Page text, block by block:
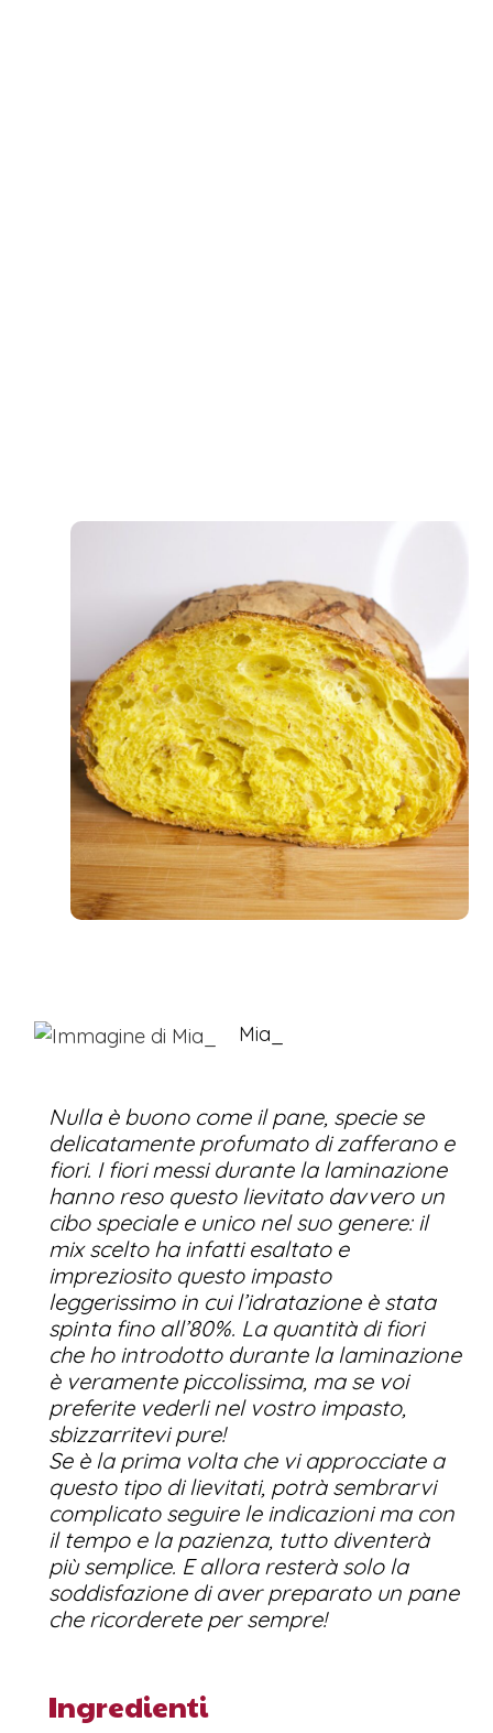
Mia_
Nulla è buono come il pane, specie se
delicatamente profumato di zafferano e
fiori. I fiori messi durante la laminazione
hanno reso questo lievitato davvero un
cibo speciale e unico nel suo genere: il
mix scelto ha infatti esaltato e
impreziosito questo impasto
leggerissimo in cui l’idratazione è stata
spinta fino all’80%. La quantità di fiori
che ho introdotto durante la laminazione
è veramente piccolissima, ma se voi
preferite vederli nel vostro impasto,
sbizzarritevi pure!
Se è la prima volta che vi approcciate a
questo tipo di lievitati, potrà sembrarvi
complicato seguire le indicazioni ma con
il tempo e la pazienza, tutto diventerà
più semplice. E allora resterà solo la
soddisfazione di aver preparato un pane
che ricorderete per sempre!
Ingredienti